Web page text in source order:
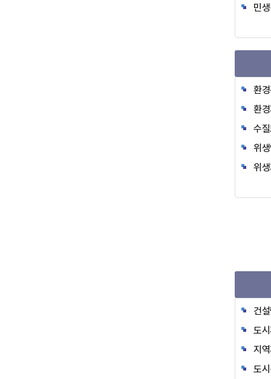
민
환
환
수
위
위
건
도
지
도